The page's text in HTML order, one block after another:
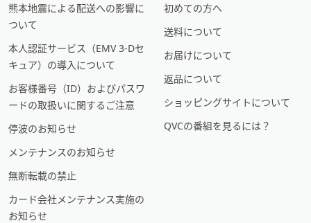
熊本地震による配送への影響に
ついて
本人認証サービス（EMV 3-Dセ
キュア）の導入について
お客様番号（ID）およびパスワ
ードの取扱いに関するご注意
停波のお知らせ
メンテナンスのお知らせ
無断転載の禁止
カード会社メンテナンス実施の
お知らせ
初めての方へ
送料について
お届けについて
返品について
ショッピングサイトについて
QVCの番組を見るには？